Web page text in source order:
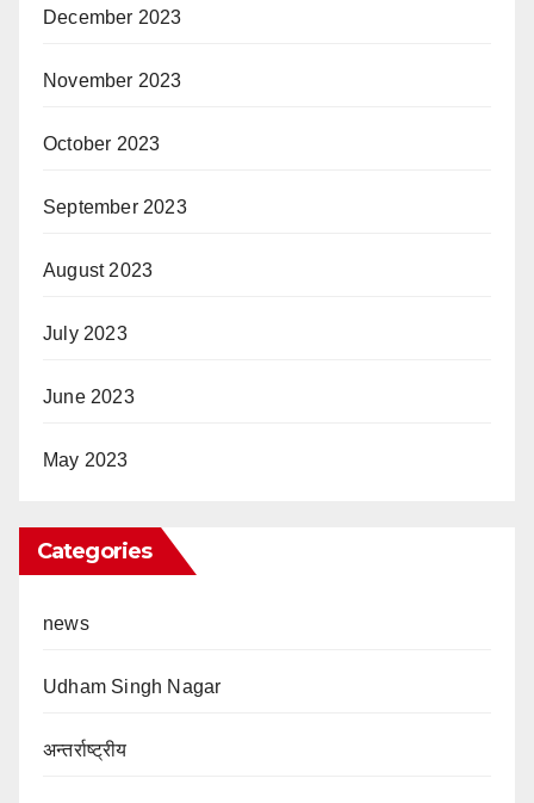
December 2023
November 2023
October 2023
September 2023
August 2023
July 2023
June 2023
May 2023
Categories
news
Udham Singh Nagar
अन्तर्राष्ट्रीय